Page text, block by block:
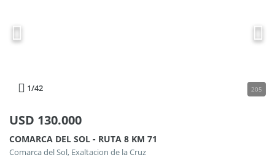
1/42 205
USD 130.000
COMARCA DEL SOL - RUTA 8 KM 71
Comarca del Sol, Exaltacion de la Cruz